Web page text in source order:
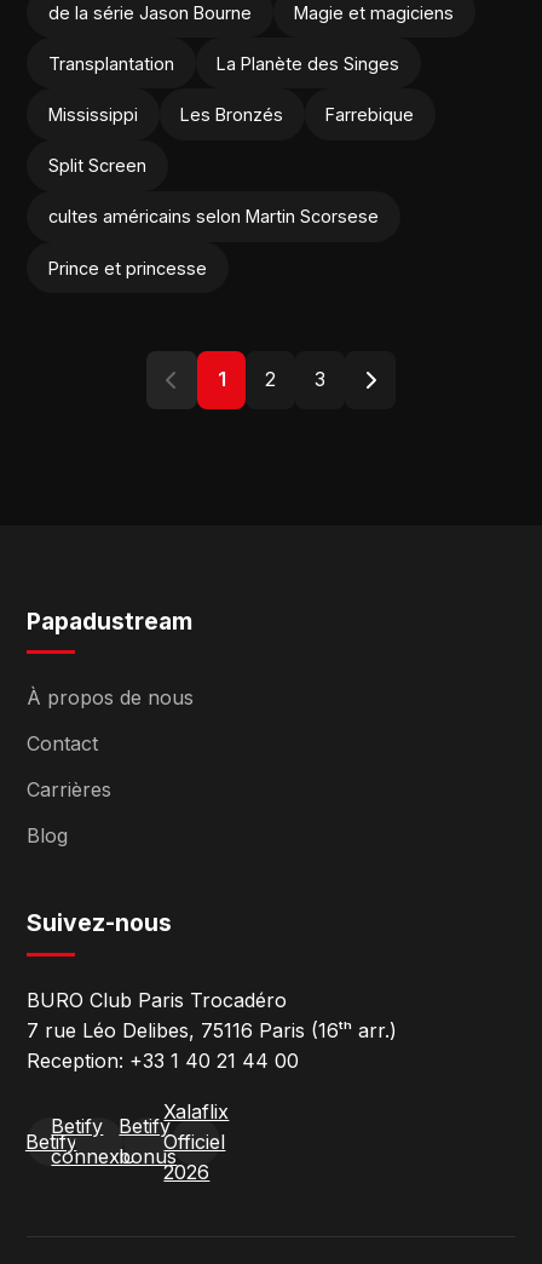
de la série Jason Bourne Magie et magiciens
Transplantation La Planète des Singes
Mississippi Les Bronzés Farrebique
Split Screen
cultes américains selon Martin Scorsese
Prince et princesse
1 2 3
Papadustream
À propos de nous
Contact
Carrières
Blog
Suivez-nous
BURO Club Paris Trocadéro
7 rue Léo Delibes, 75116 Paris (16ᵗʰ arr.)
Reception: +33 1 40 21 44 00
Betify
Betify
connexion
Betify
bonus
Xalaflix
Officiel
2026